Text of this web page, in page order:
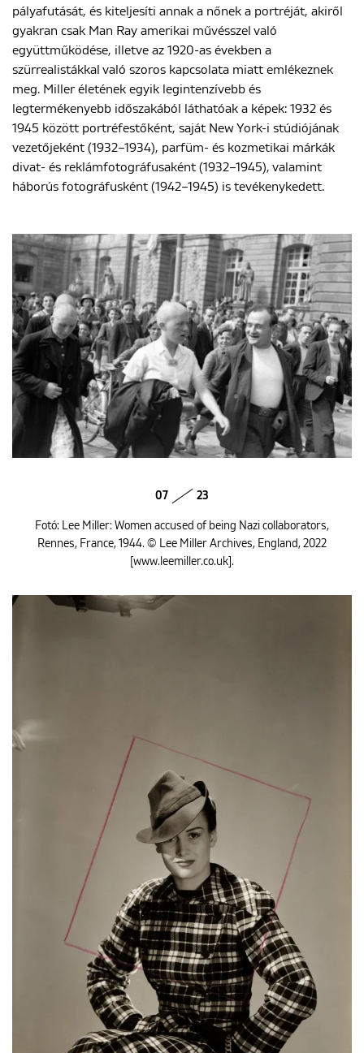
pályafutását, és kiteljesíti annak a nőnek a portréját, akiről
gyakran csak Man Ray amerikai művésszel való
együttműködése, illetve az 1920-as években a
szürrealistákkal való szoros kapcsolata miatt emlékeznek
meg. Miller életének egyik legintenzívebb és
legtermékenyebb időszakából láthatóak a képek: 1932 és
1945 között portréfestőként, saját New York-i stúdiójának
vezetőjeként (1932–1934), parfüm- és kozmetikai márkák
divat- és reklámfotográfusaként (1932–1945), valamint
háborús fotográfusként (1942–1945) is tevékenykedett.
07 23
Fotó: Lee Miller: Women accused of being Nazi collaborators,
Rennes, France, 1944. © Lee Miller Archives, England, 2022
[www.leemiller.co.uk].